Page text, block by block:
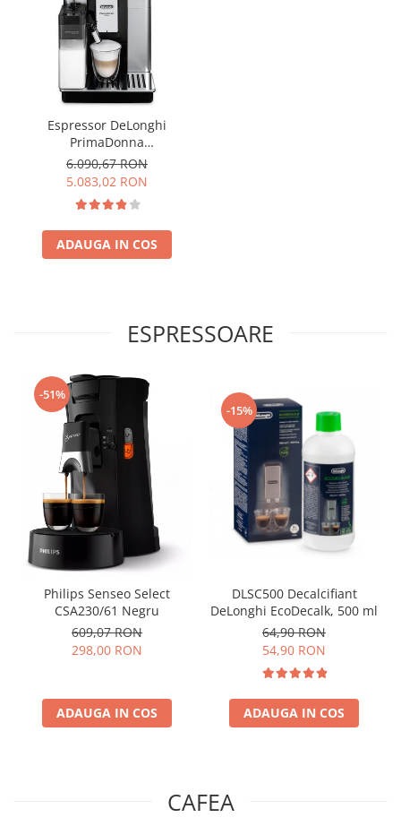
Espressor DeLonghi
PrimaDonna
ECAM610.55.SB Aparat de
cafea Espresso 2.2 L,1450 w
,negru
6.090,67 RON
5.083,02 RON
ADAUGA IN COS
ESPRESSOARE
-51%
Philips Senseo Select
CSA230/61 Negru
609,07 RON
298,00 RON
ADAUGA IN COS
-15%
DLSC500 Decalcifiant
DeLonghi EcoDecalk, 500 ml
64,90 RON
54,90 RON
ADAUGA IN COS
CAFEA